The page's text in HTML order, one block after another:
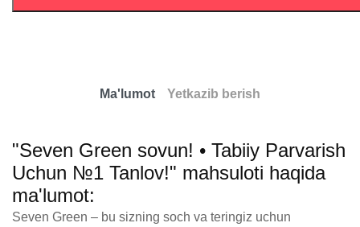
Ma'lumot Yetkazib berish
"Seven Green sovun! • Tabiiy Parvarish
Uchun №1 Tanlov!" mahsuloti haqida
ma'lumot:
Seven Green – bu sizning soch va teringiz uchun